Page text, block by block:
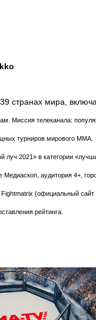
странах мира,
Миссия телеканала:
турниров мирового MMA.
2021» в категории
аудитория 4+,
(официальный
рейтинга.